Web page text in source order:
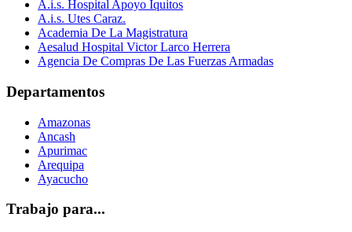
A.i.s. Hospital Apoyo Iquitos
A.i.s. Utes Caraz.
Academia De La Magistratura
Aesalud Hospital Victor Larco Herrera
Agencia De Compras De Las Fuerzas Armadas
Departamentos
Amazonas
Ancash
Apurimac
Arequipa
Ayacucho
Trabajo para...